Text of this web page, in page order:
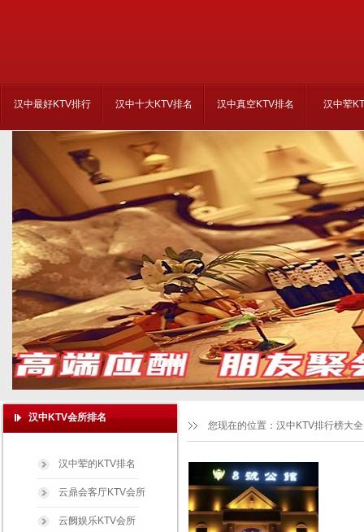
汉中最好KTV排行 汉中十大KTV排名 汉中真空KTV排名 汉中荤
您现在的位置： 汉中KTV排行榜大全
汉中KTV会所排名
汉中荤的KTV排名
云鼎会客厅KTV会所
云阙娱乐KTV会所